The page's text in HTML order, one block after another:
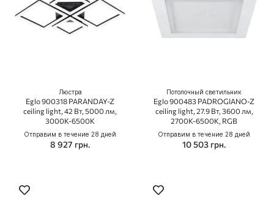
Люстра
Eglo 900318 PARANDAY-Z
ceiling light, 42 Вт, 5000 лм,
3000К-6500К
Отправим в течение 28 дней
8 927 грн.
Потолочный светильник
Eglo 900483 PADROGIANO-Z
ceiling light, 27.9 Вт, 3600 лм,
2700К-6500К, RGB
Отправим в течение 28 дней
10 503 грн.